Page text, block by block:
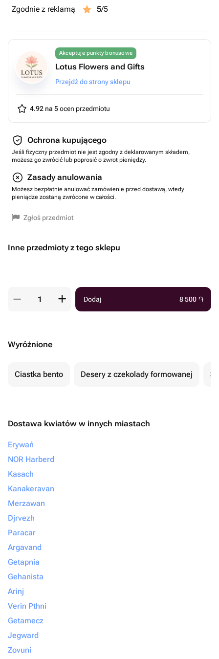
Zgodnie z reklamą 5/5
Akceptuje punkty bonusowe
Lotus Flowers and Gifts
Przejdź do strony sklepu
4.92 na 5ocen przedmiotu
Ochrona kupującego
Jeśli fizyczny przedmiot nie jest zgodny z deklarowanym składem,
możesz go zwrócić lub poprosić o zwrot pieniędzy.
Zasady anulowania
Możesz bezpłatnie anulować zamówienie przed dostawą, wtedy
pieniądze zostaną zwrócone w całości.
Zgłoś przedmiot
Inne przedmioty z tego sklepu
Dodaj 8 500 ֏
Wyróżnione
Ciastka bento Desery z czekolady formowanej
Dostawa kwiatów w innych miastach
Erywań
NOR Harberd
Kasach
Kanakeravan
Merzawan
Djrvezh
Paracar
Argavand
Getapnia
Gehanista
Arinj
Verin Pthni
Getamecz
Jegward
Zovuni